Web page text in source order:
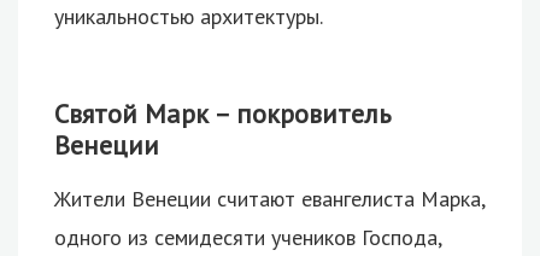
уникальностью архитектуры.
Святой Марк – покровитель
Венеции
Жители Венеции считают евангелиста Марка,
одного из семидесяти учеников Господа,